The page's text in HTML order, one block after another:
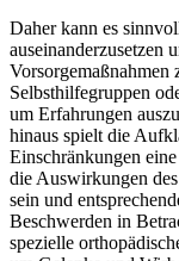
Daher kann es
auseinanderzusetzen
Vorsorgemaßnahmen
Selbsthilfegruppen
um Erfahrungen
hinaus spielt die
Einschränkungen
die Auswirkungen
sein und
Beschwerden in
spezielle